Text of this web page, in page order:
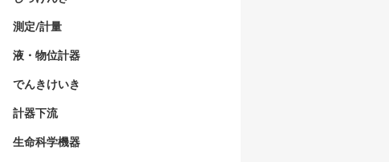
測定/計量
液・物位計器
でんきけいき
計器下流
生命科学機器